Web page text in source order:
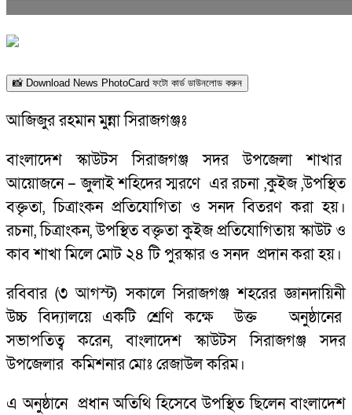
📸 Download News PhotoCard ফটো কার্ড ডাউনলোড করুন
আজিজুর রহমান মুন্না সিরাজগঞ্জঃ
বাংলাদেশ স্কাউটস সিরাজগঞ্জ সদর উপজেলা শাখার
আয়োজনে – জুলাই শহিদের স্মরণে এর রচনা ,কুইজ ,উপস্থিত
বক্তৃতা, চিত্রাংকন প্রতিযোগিতা ও সনদ বিতরণ করা হয়।
রচনা, চিত্রাংকন, উপস্থিত বক্তৃতা কুইজ প্রতিযোগিতায় স্কাউট ও
কাব শাখা মিলে মোট ২৪ টি পুরস্কার ও সনদ প্রদান করা হয়।
রবিবার (৩ আগস্ট) সকালে সিরাজগঞ্জ শহরের জ্ঞানদায়িনী
উচ্চ বিদ্যালয়ে একটি শ্রেণি কক্ষে উক্ত অনুষ্ঠানের
সভাপতিত্ব করেন, বাংলাদেশ স্কাউটস সিরাজগঞ্জ সদর
উপজেলার কমিশনার মোঃ রেজাউল করিম।
এ অনুষ্ঠানে প্রধান অতিথি হিসেবে উপস্থিত ছিলেন বাংলাদেশ